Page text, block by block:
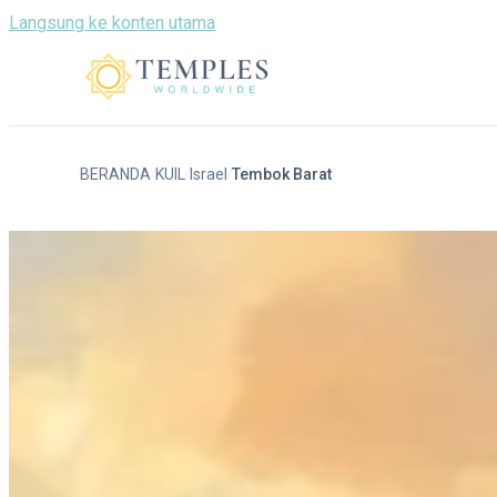
Langsung ke konten utama
BERANDA KUIL Israel /Tembok Barat